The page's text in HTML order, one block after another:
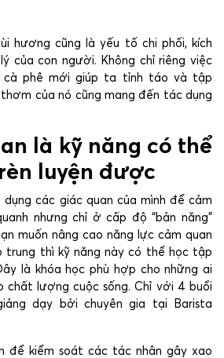
hương cũng là yếu tố chi phối, kích
của con người. Không chỉ riêng việc
phê mới giúp ta tỉnh táo và tập
của nó cũng mang đến tác dụng
là kỹ năng có thể
luyện được
dụng các giác quan của mình để cảm
nhưng chỉ ở cấp độ “bản năng”
muốn nâng cao năng lực cảm quan
thì kỹ năng này có thể học tập
là khóa học phù hợp cho những ai
chất lượng cuộc sống. Chỉ với 4 buổi
dạy bởi chuyên gia tại Barista
để kiểm soát các tác nhân gây xao